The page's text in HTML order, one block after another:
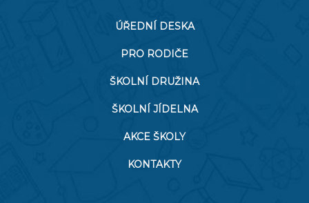
ÚŘEDNÍ DESKA
PRO RODIČE
ŠKOLNÍ DRUŽINA
ŠKOLNÍ JÍDELNA
AKCE ŠKOLY
KONTAKTY